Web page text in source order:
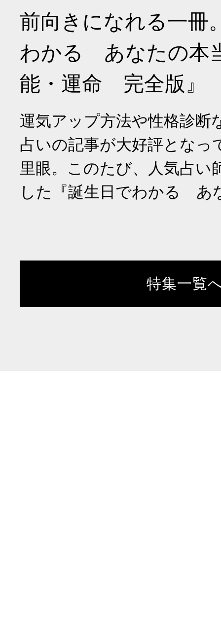
前向きになれる一冊
わかる あなたの本
能・運命 完全版』
運気アップ方法や性格診断
占いの記事が大好評となっ
里眼。このたび、人気占い
した『誕生日でわかる あ
特集一覧